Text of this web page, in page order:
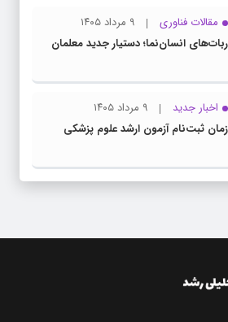
مقالات فناوری
۹ مرداد ۱۴۰۵
ربات‌های انسان‌نما؛ دستیار جدید معلمان
اخبار جدید
۹ مرداد ۱۴۰۵
زمان ثبت‌نام آزمون ارشد علوم پزشکی